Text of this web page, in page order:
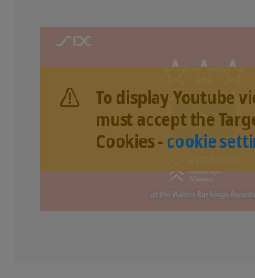
To display Youtube
must accept the
Cookies -cookie